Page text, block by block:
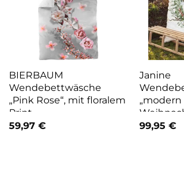
BIERBAUM
Wendebettwäsche
„Pink Rose“, mit floralem
Print
59,97 €
Janine
„modern
99,95 €